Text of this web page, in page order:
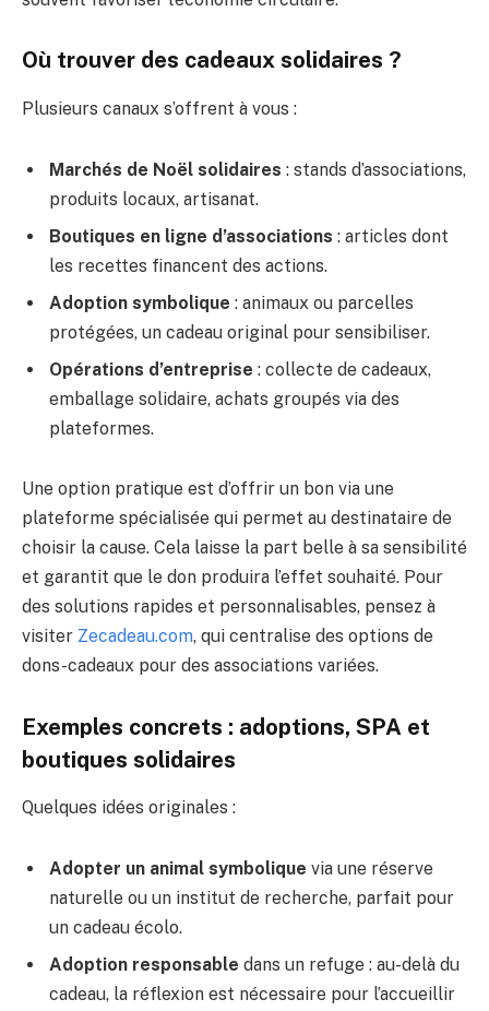
Où trouver des cadeaux solidaires ?
Plusieurs canaux s’offrent à vous :
Marchés de Noël solidaires : stands d’associations,
produits locaux, artisanat.
Boutiques en ligne d’associations : articles dont
les recettes financent des actions.
Adoption symbolique : animaux ou parcelles
protégées, un cadeau original pour sensibiliser.
Opérations d’entreprise : collecte de cadeaux,
emballage solidaire, achats groupés via des
plateformes.
Une option pratique est d’offrir un bon via une
plateforme spécialisée qui permet au destinataire de
choisir la cause. Cela laisse la part belle à sa sensibilité
et garantit que le don produira l’effet souhaité. Pour
des solutions rapides et personnalisables, pensez à
visiter Zecadeau.com, qui centralise des options de
dons-cadeaux pour des associations variées.
Exemples concrets : adoptions, SPA et
boutiques solidaires
Quelques idées originales :
Adopter un animal symbolique via une réserve
naturelle ou un institut de recherche, parfait pour
un cadeau écolo.
Adoption responsable dans un refuge : au-delà du
cadeau, la réflexion est nécessaire pour l’accueillir